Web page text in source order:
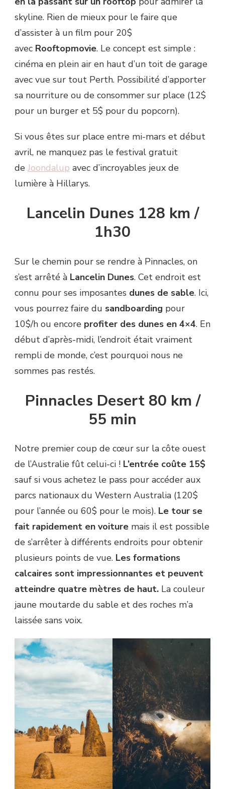
skyline. Rien de mieux pour le faire que
d’assister à un film pour 20$
avec Rooftopmovie. Le concept est simple :
cinéma en plein air en haut d’un toit de garage
avec vue sur tout Perth. Possibilité d’apporter
sa nourriture ou de consommer sur place (12$
pour un burger et 5$ pour du popcorn).
Si vous êtes sur place entre mi-mars et début
avril, ne manquez pas le festival gratuit
de Joondalup avec d’incroyables jeux de
lumière à Hillarys.
Lancelin Dunes 128 km /
1h30
Sur le chemin pour se rendre à Pinnacles, on
s’est arrêté à Lancelin Dunes. Cet endroit est
connu pour ses imposantes dunes de sable. Ici,
vous pourrez faire du sandboarding pour
10$/h ou encore profiter des dunes en 4×4. En
début d’après-midi, l’endroit était vraiment
rempli de monde, c’est pourquoi nous ne
sommes pas restés.
Pinnacles Desert 80 km /
55 min
Notre premier coup de cœur sur la côte ouest
de l’Australie fût celui-ci ! L’entrée coûte 15$
sauf si vous achetez le pass pour accéder aux
parcs nationaux du Western Australia (120$
pour l’année ou 60$ pour le mois). Le tour se
fait rapidement en voiture mais il est possible
de s’arrêter à différents endroits pour obtenir
plusieurs points de vue. Les formations
calcaires sont impressionnantes et peuvent
atteindre quatre mètres de haut. La couleur
jaune moutarde du sable et des roches m’a
laissée sans voix.